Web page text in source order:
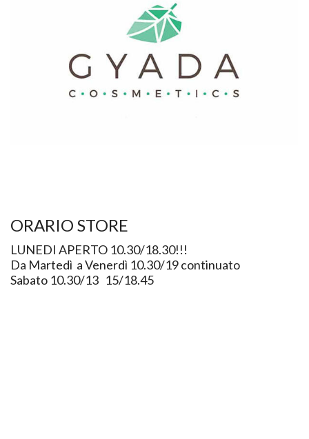
ORARIO STORE
LUNEDI APERTO 10.30/18.30!!!
Da Martedì a Venerdì 10.30/19 continuato
Sabato 10.30/13 15/18.45